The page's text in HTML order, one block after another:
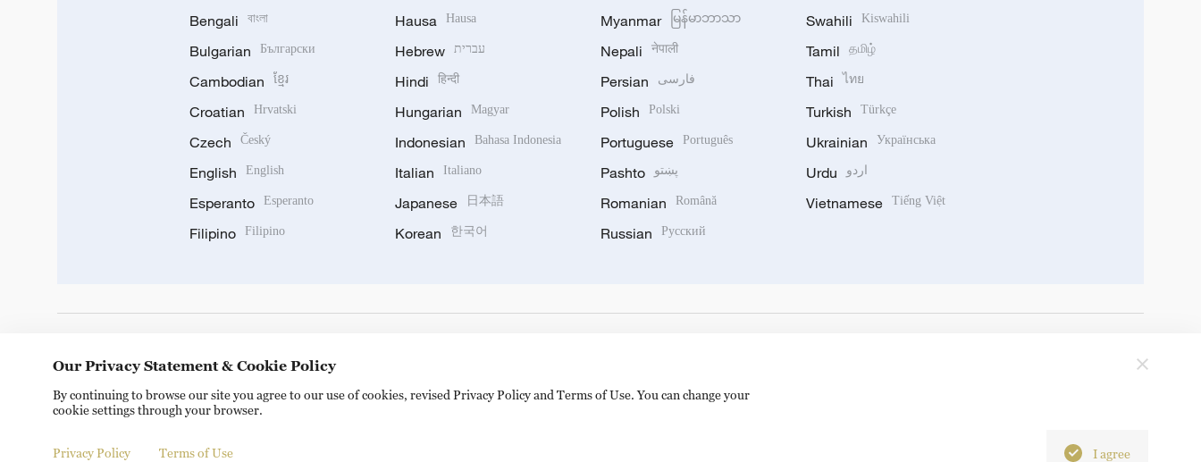
Bengali বাংলা
Bulgarian Български
Cambodian ខ្មែរ
Croatian Hrvatski
Czech Český
English English
Esperanto Esperanto
Filipino Filipino
Hausa Hausa
Hebrew עברית
Hindi हिन्दी
Hungarian Magyar
Indonesian Bahasa Indonesia
Italian Italiano
Japanese 日本語
Korean 한국어
Myanmar မြန်မာဘာသာ
Nepali नेपाली
Persian فارسی
Polish Polski
Portuguese Português
Pashto پښتو
Romanian Română
Russian Русский
Swahili Kiswahili
Tamil தமிழ்
Thai ไทย
Turkish Türkçe
Ukrainian Українська
Urdu اردو
Vietnamese Tiếng Việt
Copyright © 2024 CGTN. 京ICP备20000184号
Our Privacy Statement & Cookie Policy
By continuing to browse our site you agree to our use of cookies, revised Privacy Policy and Terms of Use. You can change your
cookie settings through your browser.
Privacy Policy Terms of Use I agree